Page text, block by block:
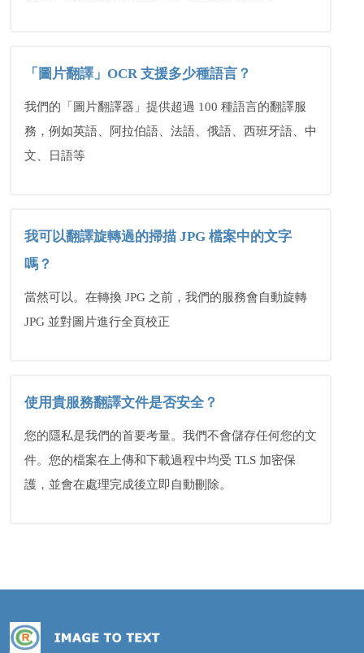
「圖片翻譯」OCR 支援多少種語言？
我們的「圖片翻譯器」提供超過 100 種語言的翻譯服
務，例如英語、阿拉伯語、法語、俄語、西班牙語、中
文、日語等
我可以翻譯旋轉過的掃描 JPG 檔案中的文字
嗎？
當然可以。在轉換 JPG 之前，我們的服務會自動旋轉
JPG 並對圖片進行全頁校正
使用貴服務翻譯文件是否安全？
您的隱私是我們的首要考量。我們不會儲存任何您的文
件。您的檔案在上傳和下載過程中均受 TLS 加密保
護，並會在處理完成後立即自動刪除。